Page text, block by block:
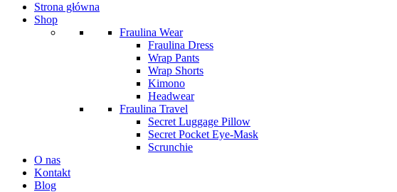
Strona główna
Shop
Fraulina Wear
Fraulina Dress
Wrap Pants
Wrap Shorts
Kimono
Headwear
Fraulina Travel
Secret Luggage Pillow
Secret Pocket Eye-Mask
Scrunchie
O nas
Kontakt
Blog